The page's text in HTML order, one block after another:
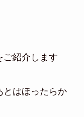
ご紹介します
とはほったらか